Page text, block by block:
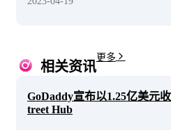
相关资讯
更多
GoDaddy宣布以1.25亿美元
treet Hub